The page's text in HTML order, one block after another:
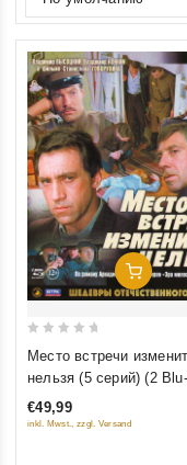
5
Место встречи
нельзя (5 серий) (2
€49,99
inkl. Mwst., zzgl. Versand